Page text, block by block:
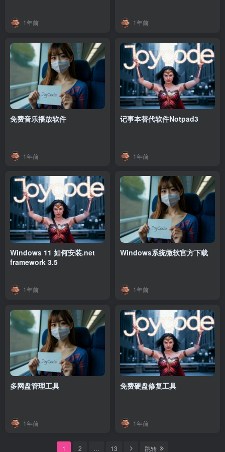
1年前 1年前
免费音乐播放软件
1年前
记事本替代软件Notpad3
1年前
Windows 11 如何安装.net
framework 3.5
1年前
Windows系统微软官方下载
1年前
多网盘管理工具
1年前
免费硬盘修复工具
1年前
1 2 13 跳转